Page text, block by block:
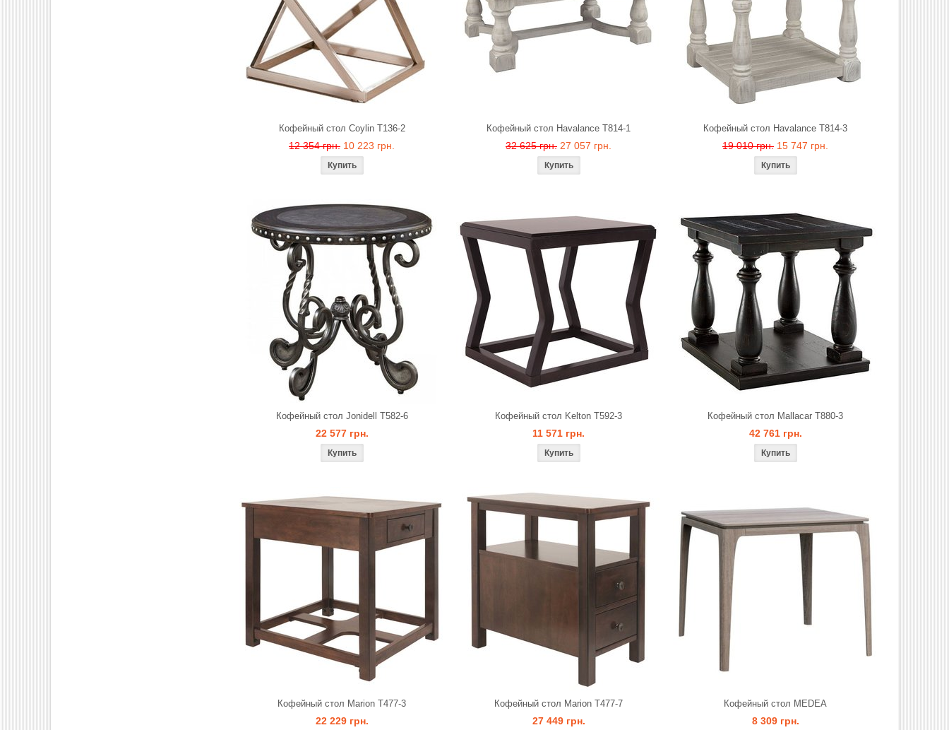
Кофейный стол Coylin T136-2
12 354 грн. 10 223 грн.
Кофейный стол Havalance T814-1
32 625 грн. 27 057 грн.
Кофейный стол Havalance T814-3
19 010 грн. 15 747 грн.
Кофейный стол Jonidell T582-6
22 577 грн.
Кофейный стол Kelton T592-3
11 571 грн.
Кофейный стол Mallacar T880-3
42 761 грн.
Кофейный стол Marion T477-3
22 229 грн.
Кофейный стол Marion T477-7
27 449 грн.
Кофейный стол MEDEA
8 309 грн.